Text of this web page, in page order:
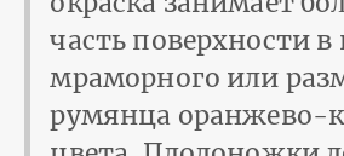
часть поверхности в
мраморного или
румянца оранжево-